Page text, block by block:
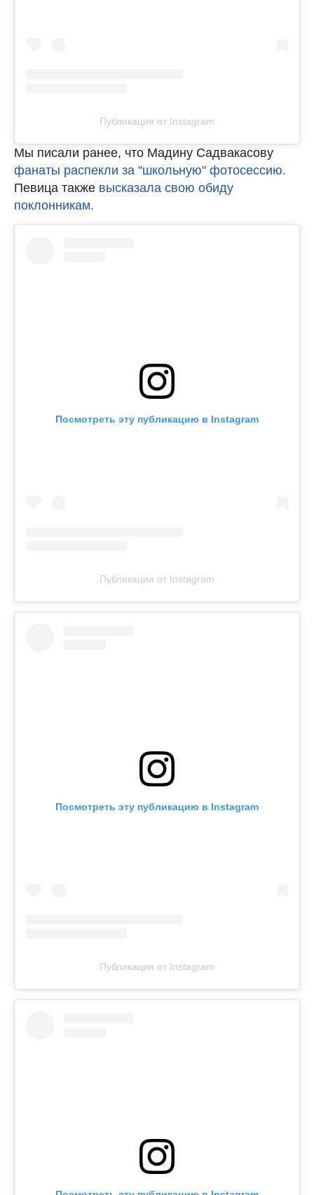
Публикация от Instagram
Мы писали ранее, что Мадину Садвакасову
фанаты распекли за "школьную" фотосессию.
Певица также высказала свою обиду
поклонникам.
Посмотреть эту публикацию в Instagram
Публикация от Instagram
Посмотреть эту публикацию в Instagram
Публикация от Instagram